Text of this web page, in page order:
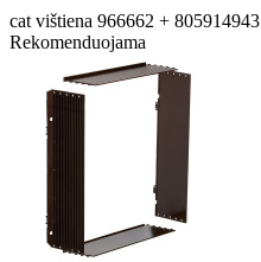
cat vištiena 966662 +
Rekomenduojama